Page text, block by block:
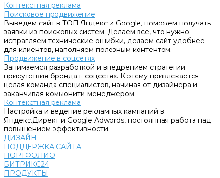
Контекстная реклама
Поисковое продвижение
Выведем сайт в ТОП Яндекс и Google, поможем получать
заявки из поисковых систем. Делаем все, что нужно:
исправляем технические ошибки, делаем сайт удобнее
для клиентов, наполняем полезным контентом.
Продвижение в соцсетях
Занимаемся разработкой и внедрением стратегии
присутствия бренда в соцсетях. К этому привлекается
целая команда специалистов, начиная от дизайнера и
заканчивая комьюнити-менеджером.
Контекстная реклама
Настройка и ведение рекламных кампаний в
Яндекс.Директ и Google Adwords, постоянная работа над
повышением эффективности.
ДИЗАЙН
ПОДДЕРЖКА САЙТА
ПОРТФОЛИО
БИТРИКС24
ПРОДУКТЫ